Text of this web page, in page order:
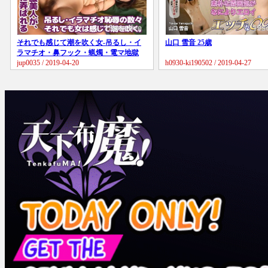
それでも感じて潮を吹く女-吊るし・イ
ラマチオ・鼻フック・蝋燭・電マ地獄
etc…
jup0035 / 2019-04-20
山口 雪音 25歳
h0930-ki190502 / 2019-04-27